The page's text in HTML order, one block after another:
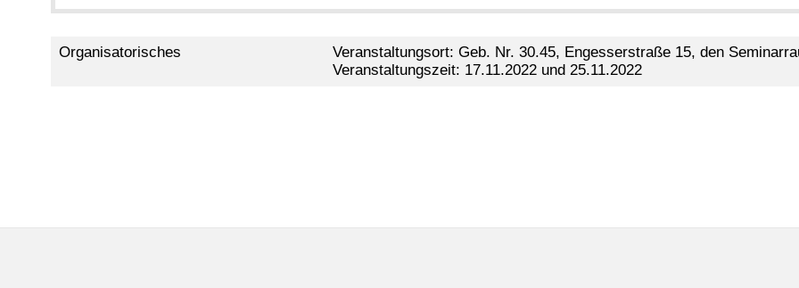
Organisatorisches
Veranstaltungsort: Geb. Nr. 30.45, Engesserstraße 15, den
Veranstaltungszeit: 17.11.2022 und 25.11.2022